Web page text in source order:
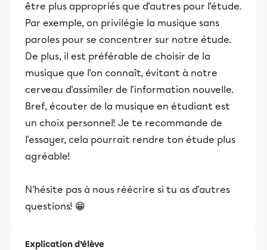
être plus appropriés que d'autres pour l'étude.
Par exemple, on privilégie la musique sans
paroles pour se concentrer sur notre étude.
De plus, il est préférable de choisir de la
musique que l'on connaît, évitant à notre
cerveau d'assimiler de l'information nouvelle.
Bref, écouter de la musique en étudiant est
un choix personnel! Je te recommande de
l'essayer, cela pourrait rendre ton étude plus
agréable!
N'hésite pas à nous réécrire si tu as d'autres
questions! 😁
Explication d’élève